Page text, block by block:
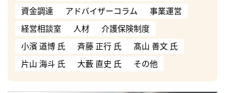
資金調達
アドバイザーコラム
事業運営
経営相談室
人材
介護保険制度
小濱 道博 氏
斉藤 正行 氏
髙山 善文 氏
片山 海斗 氏
大藪 直史 氏 その他